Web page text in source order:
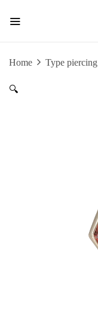
Home Type piercing
🔍